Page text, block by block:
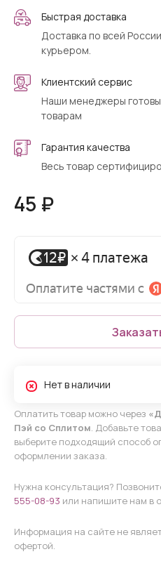
Быстрая доставка
Доставка по всей
курьером.
Клиентский сервис
Наши менеджеры
товарам
Гарантия качества
Весь товар
45 ₽
Нет в наличии
Оплатить товар можно через
Пэй со Сплитом. Добавьте
выберите подходящий способ
оформлении заказа.
Нужна консультация?
555-08-93 или напишите нам в
Информация на сайте не
офертой.